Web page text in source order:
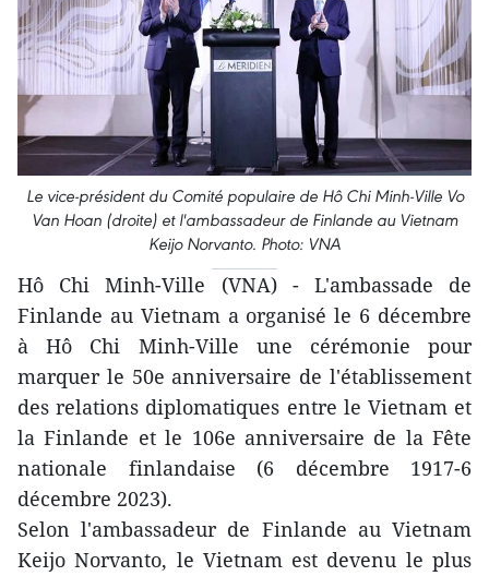
Le vice-président du Comité populaire de Hô Chi Minh-Ville Vo
Van Hoan (droite) et l'ambassadeur de Finlande au Vietnam
Keijo Norvanto. Photo: VNA
Hô Chi Minh-Ville (VNA) - L'ambassade de
Finlande au Vietnam a organisé le 6 décembre
à Hô Chi Minh-Ville une cérémonie pour
marquer le 50e anniversaire de l'établissement
des relations diplomatiques entre le Vietnam et
la Finlande et le 106e anniversaire de la Fête
nationale finlandaise (6 décembre 1917-6
décembre 2023).
Selon l'ambassadeur de Finlande au Vietnam
Keijo Norvanto, le Vietnam est devenu le plus